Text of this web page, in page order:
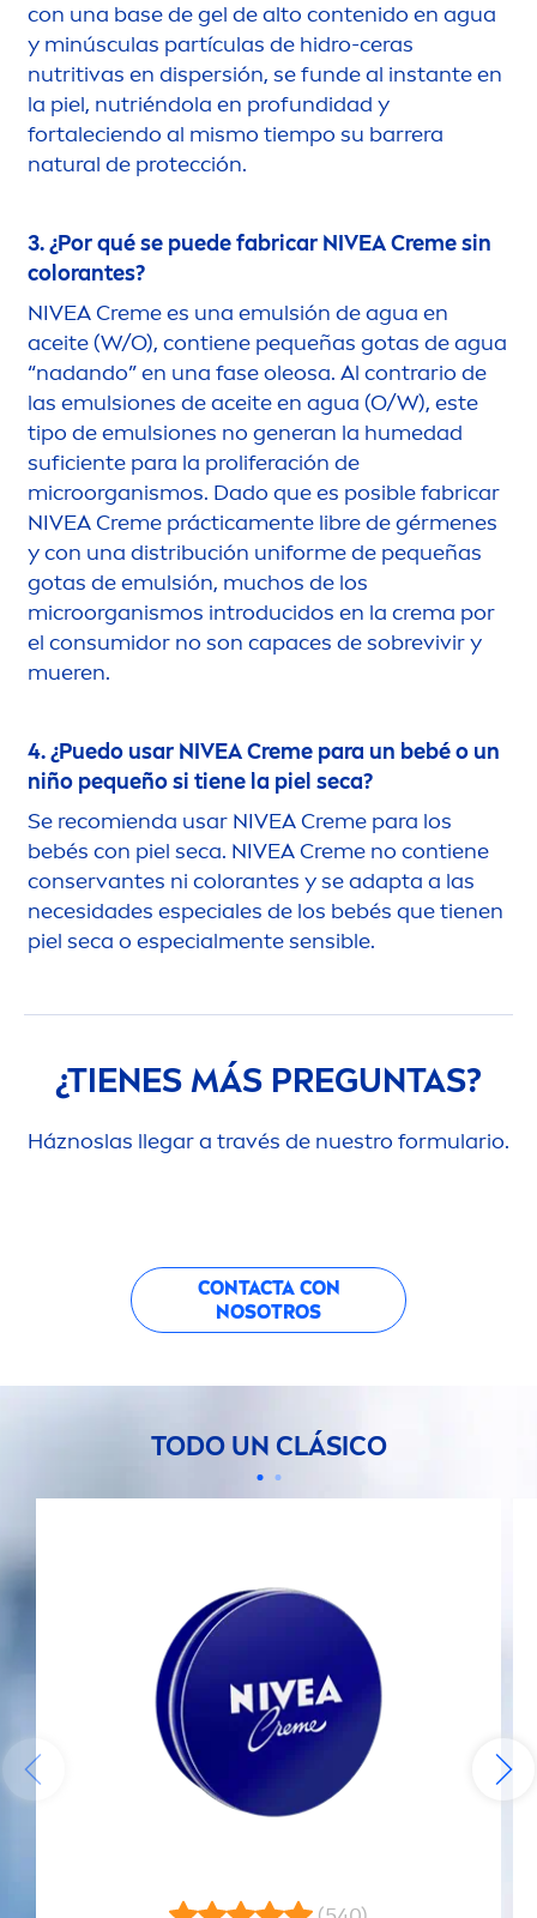
con una base de gel de alto contenido en agua
y minúsculas partículas de hidro-ceras
nutritivas en dispersión, se funde al instante en
la piel, nutriéndola en profundidad y
fortaleciendo al mismo tiempo su barrera
natural de protección.
3. ¿Por qué se puede fabricar NIVEACremesin
colorantes?
NIVEA Cremees una emulsión de agua en
aceite (W/O), contiene pequeñas gotas de agua
“nadando” en una fase oleosa. Al contrario de
las emulsiones de aceite en agua (O/W), este
tipo de emulsiones no generan la humedad
suficiente para la proliferación de
microorganismos. Dado que es posible fabricar
NIVEA Creme prácticamente libre de gérmenes
y con una distribución uniforme de pequeñas
gotas de emulsión, muchos de los
microorganismos introducidos en la crema por
el consumidor no son capaces de sobrevivir y
mueren.
4. ¿Puedo usar NIVEACreme para un bebé o un
niño pequeño si tiene la piel seca?
Se recomienda usar NIVEA Creme para los
bebés con piel seca. NIVEA Creme no contiene
conservantes ni colorantes y se adapta a las
necesidades especiales de los bebés que tienen
piel seca o especialmente sensible.
¿TIENES MÁS PREGUNTAS?
Háznoslas llegar a través de nuestro formulario.
CONTACTA CON
NOSOTROS
TODO UN CLÁSICO